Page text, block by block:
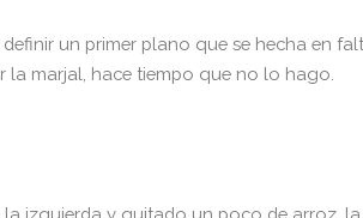
un primer plano que se hecha en
la marjal, hace tiempo que no lo hago.
izquierda y quitado un poco de arroz, la